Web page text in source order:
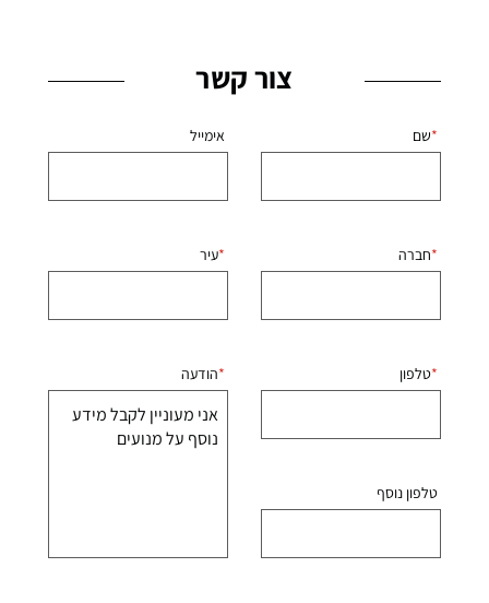
צור קשר
שם
חברה
טלפון
טלפון נוסף
אימייל
עיר
הודעה